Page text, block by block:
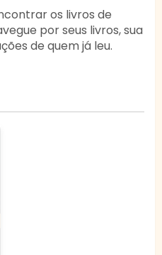
os livros de
por seus livros, sua
de quem já leu.